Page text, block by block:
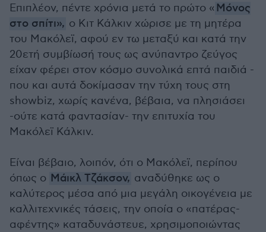
Επιπλέον, πέντε χρόνια μετά το πρώτο « Μόνος
στο σπίτι», ο Κιτ Κάλκιν χώρισε με τη μητέρα
του Μακόλεϊ, αφού εν τω μεταξύ και κατά την
20ετή συμβίωσή τους ως ανύπαντρο ζεύγος
είχαν φέρει στον κόσμο συνολικά επτά παιδιά -
που και αυτά δοκίμασαν την τύχη τους στη
showbiz, χωρίς κανένα, βέβαια, να πλησιάσει
-ούτε κατά φαντασίαν- την επιτυχία του
Μακόλεϊ Κάλκιν.
Είναι βέβαιο, λοιπόν, ότι ο Μακόλεϊ, περίπου
όπως ο Μάικλ Τζάκσον, αναδύθηκε ως ο
καλύτερος μέσα από μια μεγάλη οικογένεια με
καλλιτεχνικές τάσεις, την οποία ο «πατέρας-
αφέντης» καταδυνάστευε, χρησιμοποιώντας